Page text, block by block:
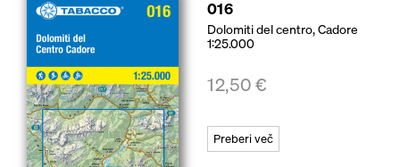
016
Dolomiti del centro, Cadore
1:25.000
12,50€
Preberi več